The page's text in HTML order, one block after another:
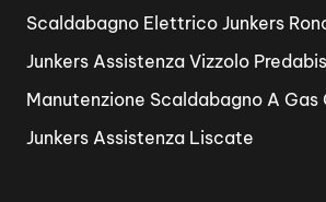
Scaldabagno Elettrico Junkers
Junkers Assistenza Vizzolo
Manutenzione Scaldabagno A Gas
Junkers Assistenza Liscate